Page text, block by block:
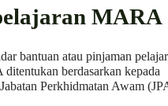
MARA
bantuan atau pinjaman
berdasarkan kepada
Perkhidmatan Awam